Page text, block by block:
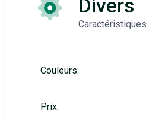
Divers
Caractéristiques
Couleurs:
Prix: